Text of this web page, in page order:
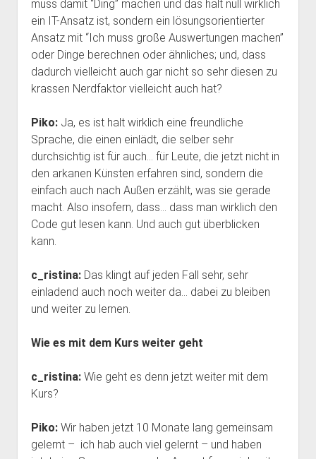
muss damit “Ding” machen und das halt null wirklich
ein IT-Ansatz ist, sondern ein lösungsorientierter
Ansatz mit “Ich muss große Auswertungen machen”
oder Dinge berechnen oder ähnliches; und, dass
dadurch vielleicht auch gar nicht so sehr diesen zu
krassen Nerdfaktor vielleicht auch hat?
Piko:Ja, es ist halt wirklich eine freundliche
Sprache, die einen einlädt, die selber sehr
durchsichtig ist für auch… für Leute, die jetzt nicht in
den arkanen Künsten erfahren sind, sondern die
einfach auch nach Außen erzählt, was sie gerade
macht. Also insofern, dass… dass man wirklich den
Code gut lesen kann. Und auch gut überblicken
kann.
c_ristina:Das klingt auf jeden Fall sehr, sehr
einladend auch noch weiter da… dabei zu bleiben
und weiter zu lernen.
Wie es mit dem Kurs weiter geht
c_ristina:Wie geht es denn jetzt weiter mit dem
Kurs?
Piko:Wir haben jetzt 10 Monate lang gemeinsam
gelernt – ich hab auch viel gelernt – und haben